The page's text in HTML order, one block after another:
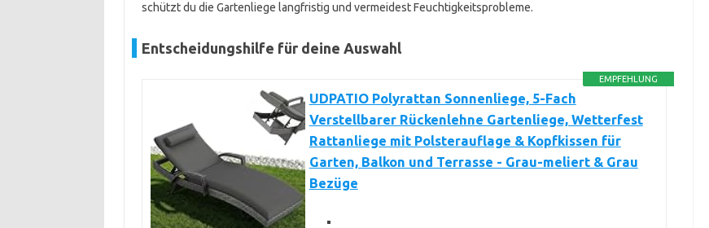
schützt du die Gartenliege langfristig und vermeidest Feuchtigkeitsprobleme.
Entscheidungshilfe für deine Auswahl
EMPFEHLUNG
UDPATIO Polyrattan Sonnenliege, 5-Fach
Verstellbarer Rückenlehne Gartenliege, Wetterfest
Rattanliege mit Polsterauflage & Kopfkissen für
Garten, Balkon und Terrasse - Grau-meliert & Grau
Bezüge